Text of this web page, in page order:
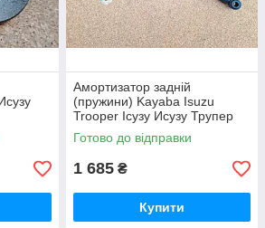
Амортизатор задній
(пружини) Kayaba Isuzu
Trooper Ісузу Исузу Трупер
Готово до відправки
1 685 ₴
Купити